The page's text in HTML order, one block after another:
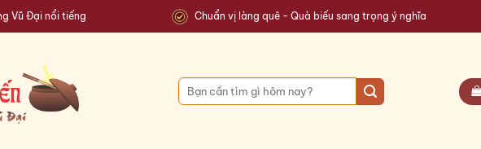
Vũ Đại nổi tiếng Chuẩn vị làng quê - Quà biếu sang trọng ý nghĩa
Tìm
kiếm: